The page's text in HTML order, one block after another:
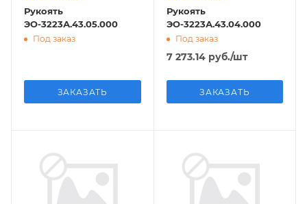
Рукоять
ЭО-3223А.43.05.000
Под заказ
ЗАКАЗАТЬ
Рукоять
ЭО-3223А.43.04.000
Под заказ
7 273.14руб./шт
ЗАКАЗАТЬ